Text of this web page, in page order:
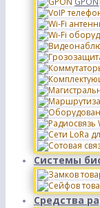
Системы
Средства